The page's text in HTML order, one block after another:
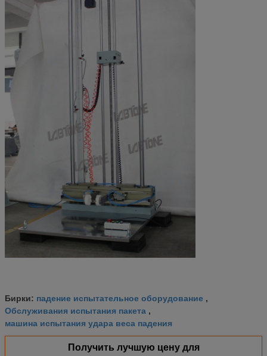
Бирки: падение испытательное оборудование ,
Обслуживания испытания пакета ,
машина испытания удара веса падения
Получить лучшую цену для